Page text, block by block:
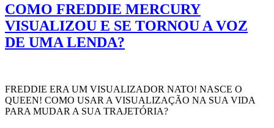
COMO FREDDIE MERCURY
VISUALIZOU E SE TORNOU A VOZ
DE UMA LENDA?
FREDDIE ERA UM VISUALIZADOR NATO! NASCE O
QUEEN! COMO USAR A VISUALIZAÇÃO NA SUA VIDA
PARA MUDAR A SUA TRAJETÓRIA?